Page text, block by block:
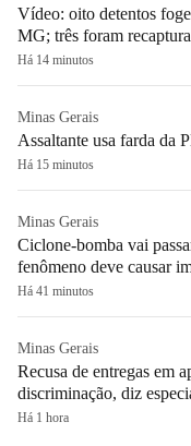
Vídeo: oito detentos
MG; três foram
Há 14 minutos
Minas Gerais
Assaltante usa farda da
Há 15 minutos
Minas Gerais
Ciclone-bomba vai
fenômeno deve causar
Há 41 minutos
Minas Gerais
Recusa de entregas em
discriminação, diz
Há 1 hora